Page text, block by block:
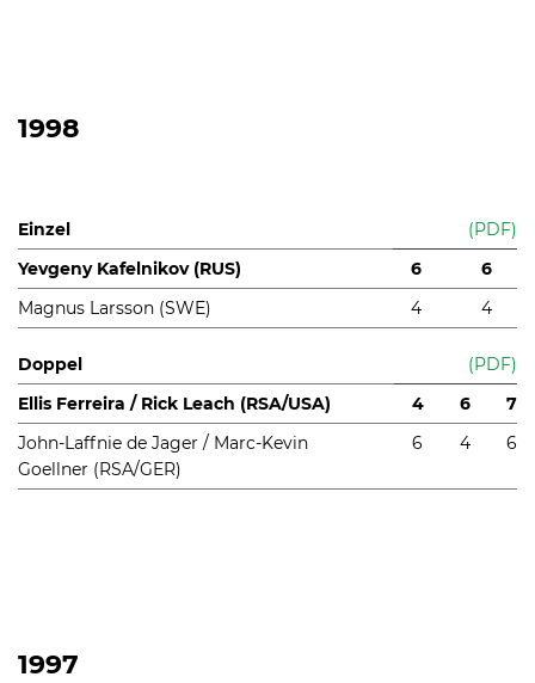
1998
Einzel
(PDF)
Yevgeny Kafelnikov (RUS)
6
6
Magnus Larsson (SWE)
4 4
Doppel
(PDF)
Ellis Ferreira / Rick Leach (RSA/USA)
4 6
7
John-Laffnie de Jager / Marc-Kevin
Goellner (RSA/GER)
6 4 6
1997